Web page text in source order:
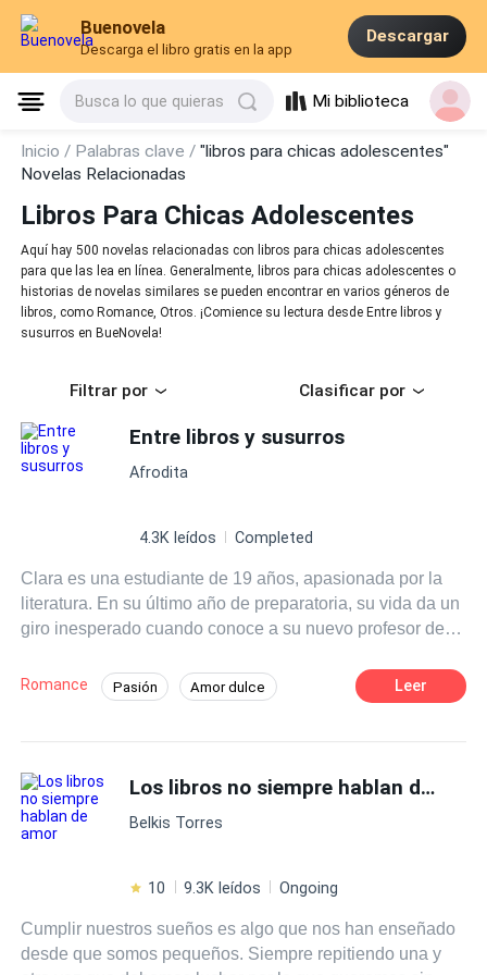
Buenovela
Descarga el libro gratis en la app
Descargar
Busca lo que quieras Mi biblioteca
Inicio / Palabras clave /"libros para chicas adolescentes"
Novelas Relacionadas
Libros Para Chicas Adolescentes
Aquí hay 500 novelas relacionadas con libros para chicas adolescentes
para que las lea en línea. Generalmente, libros para chicas adolescentes o
historias de novelas similares se pueden encontrar en varios géneros de
libros, como Romance, Otros. ¡Comience su lectura desde Entre libros y
susurros en BueNovela!
Filtrar por Clasificar por
Entre libros y susurros
Afrodita
4.3K leídos Completed
Clara es una estudiante de 19 años, apasionada por la
literatura. En su último año de preparatoria, su vida da un
giro inesperado cuando conoce a su nuevo profesor de
talentoso que despierta en ella una admiración profunda.
A medida que las clases avanzan Clara se siente cada
Romance Pasión Amor dulce
Primer Amor
Leer
Los libros no siempre hablan de amor
Belkis Torres
10 9.3K leídos Ongoing
Cumplir nuestros sueños es algo que nos han enseñado
desde que somos pequeños. Siempre repitiendo una y